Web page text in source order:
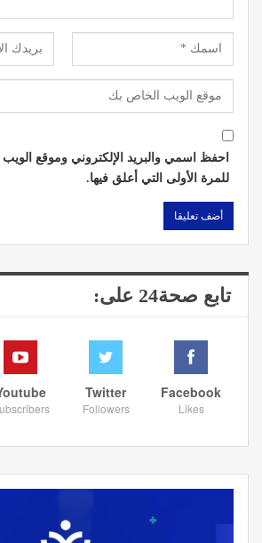
احفظ اسمي والبريد الإلكتروني وموقع
للمرة الأولى التي أعلق فيها.
تابع صحة24 على:
Facebook
Likes
Twitter
Followers